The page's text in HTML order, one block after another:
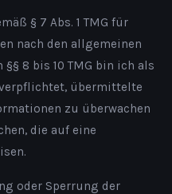
§ 7 Abs. 1 TMG für
nach den allgemeinen
8 bis 10 TMG bin ich als
übermittelte
zu überwachen
die auf eine
oder Sperrung der